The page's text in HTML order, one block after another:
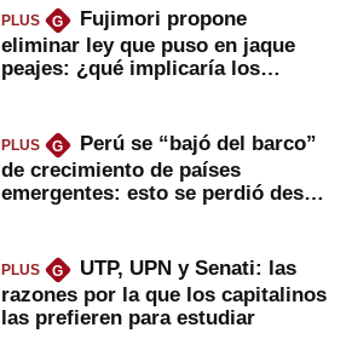
PLUS G
Fujimori propone
eliminar ley que puso en jaque
peajes: ¿qué implicaría los
PLUS G
Perú se “bajó del barco”
de crecimiento de países
emergentes: esto se perdió desde
PLUS G
UTP, UPN y Senati: las
razones por la que los capitalinos
las prefieren para estudiar